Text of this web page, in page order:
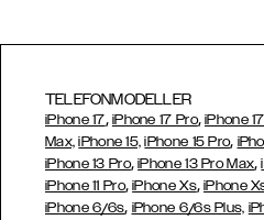
TELEFONMODELLER
iPhone 17, iPhone 17 Pro,iPhone
Max, iPhone 15, iPhone 15 Pro,
iPhone 13 Pro,iPhone 13 Pro Max,
iPhone 11 Pro,iPhone Xs,iPhone
iPhone 6/6s, iPhone 6/6s Plus,